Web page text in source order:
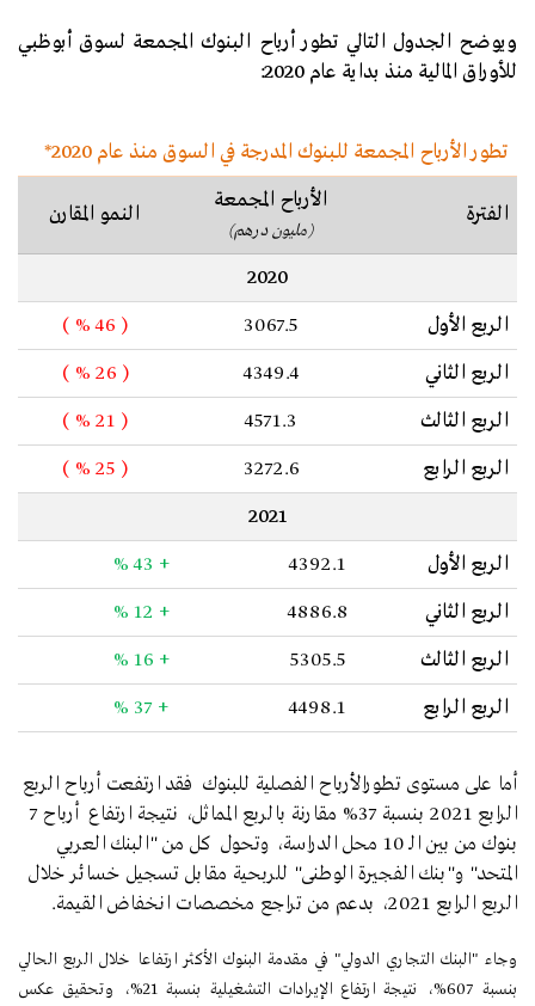
ويوضح الجدول التالي تطور أرباح البنوك المجمعة لسوق أبوظبي
للأوراق المالية منذ بداية عام 2020
:
تطور الأرباح المجمعة للبنوك المدرجة في السوق منذ عام 2020*
الفترة
الأرباح المجمعة
(مليون درهم)
النمو المقارن
2020
الربع الأول
3067.5
( 46 % )
الربع الثاني
4349.4
( 26 % )
الربع الثالث
4571.3
( 21 % )
الربع الرابع
3272.6
( 25 % )
2021
الربع الأول
4392.1
+ 43 %
الربع الثاني
4886.8
+ 12 %
الربع الثالث
5305.5
+ 16 %
الربع الرابع
4498.1
+ 37 %
أما على مستوى تطورالأرباح الفصلية للبنوك فقد ارتفعت أرباح الربع
الرابع 2021 بنسبة 37% مقارنة بالربع المماثل، نتيجة ارتفاع أرباح 7
بنوك من بين الـ 10 محل الدراسة، وتحول كل من "البنك العربي
المتحد" و"بنك الفجيرة الوطنى" للربحية مقابل تسجيل خسائر خلال
الربع الرابع 2021، بدعم من تراجع مخصصات انخفاض القيمة.
وجاء "البنك التجاري الدولي" في مقدمة البنوك الأكثر ارتفاعا خلال الربع الحالي
بنسبة 607%، نتيجة ارتفاع الإيرادات التشغيلية بنسبة 21%، وتحقيق عكس